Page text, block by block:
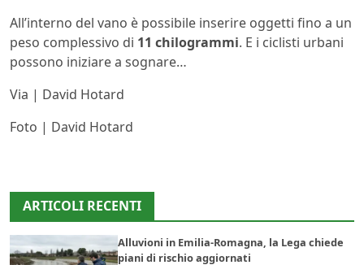
All’interno del vano è possibile inserire oggetti fino a un
peso complessivo di 11 chilogrammi. E i ciclisti urbani
possono iniziare a sognare…
Via | David Hotard
Foto | David Hotard
ARTICOLI RECENTI
Alluvioni in Emilia-Romagna, la Lega chiede
piani di rischio aggiornati